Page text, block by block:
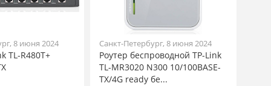
8 июня 2024
TL-R480T+
Санкт-Петербург, 8 июня 2024
Роутер беспроводной TP-Link
TL-MR3020 N300 10/100BASE-
TX/4G ready бе...